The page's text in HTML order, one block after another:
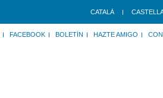
CATALÀ
FACEBOOK BOLETÍN HAZTE AMIGO